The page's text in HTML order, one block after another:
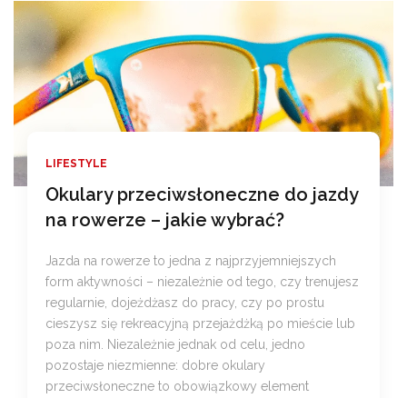
LIFESTYLE
Okulary przeciwsłoneczne do jazdy
na rowerze – jakie wybrać?
Jazda na rowerze to jedna z najprzyjemniejszych
form aktywności – niezależnie od tego, czy trenujesz
regularnie, dojeżdżasz do pracy, czy po prostu
cieszysz się rekreacyjną przejażdżką po mieście lub
poza nim. Niezależnie jednak od celu, jedno
pozostaje niezmienne: dobre okulary
przeciwsłoneczne to obowiązkowy element